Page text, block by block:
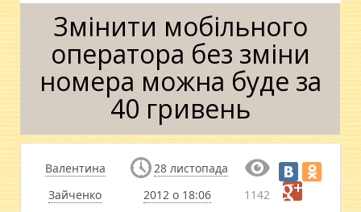
Змінити мобільного
оператора без зміни
номера можна буде за
40 гривень
Валентина
Зайченко
28 листопада
2012 о 18:06
1142